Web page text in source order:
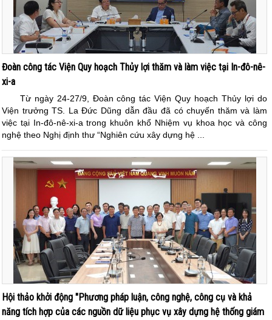
Đoàn công tác Viện Quy hoạch Thủy lợi thăm và làm việc tại In-đô-nê-
xi-a
Từ ngày 24-27/9, Đoàn công tác Viện Quy hoạch Thủy lợi do
Viện trưởng TS. La Đức Dũng dẫn đầu đã có chuyến thăm và làm
việc tại In-đô-nê-xi-a trong khuôn khổ Nhiệm vụ khoa học và công
nghệ theo Nghị định thư “Nghiên cứu xây dựng hệ ...
Hội thảo khởi động "Phương pháp luận, công nghệ, công cụ và khả
năng tích hợp của các nguồn dữ liệu phục vụ xây dựng hệ thống giám